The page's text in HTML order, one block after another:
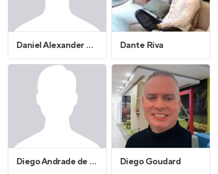
Daniel Alexander Niglia Dante Riva
Diego Andrade de Oliveira Diego Goudard